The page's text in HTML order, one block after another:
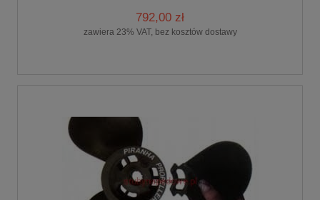
792,00 zł
zawiera 23% VAT, bez kosztów dostawy